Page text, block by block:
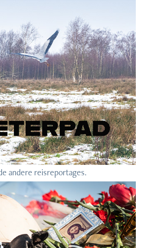
andere reisreportages.